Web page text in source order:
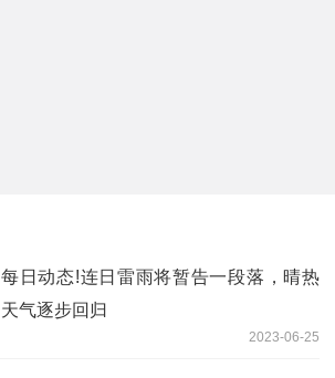
每日动态!连日雷雨将暂告一段落，晴热
天气逐步回归
2023-06-25